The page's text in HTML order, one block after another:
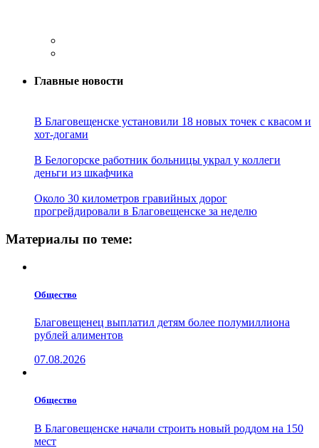
Главные новости
В Благовещенске установили 18 новых точек с квасом и
хот-догами
В Белогорске работник больницы украл у коллеги
деньги из шкафчика
Около 30 километров гравийных дорог
прогрейдировали в Благовещенске за неделю
Материалы по теме:
Общество
Благовещенец выплатил детям более полумиллиона
рублей алиментов
07.08.2026
Общество
В Благовещенске начали строить новый роддом на 150
мест